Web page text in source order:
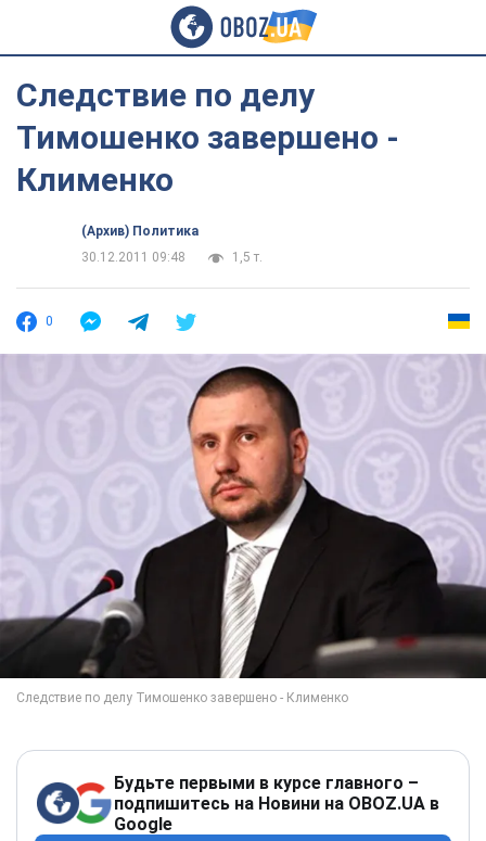
Следствие по делу
Тимошенко завершено -
Клименко
(Архив) Политика
30.12.2011 09:48
1,5 т.
0
Будьте первыми в курсе главного –
подпишитесь на Новини на OBOZ.UA в
Google